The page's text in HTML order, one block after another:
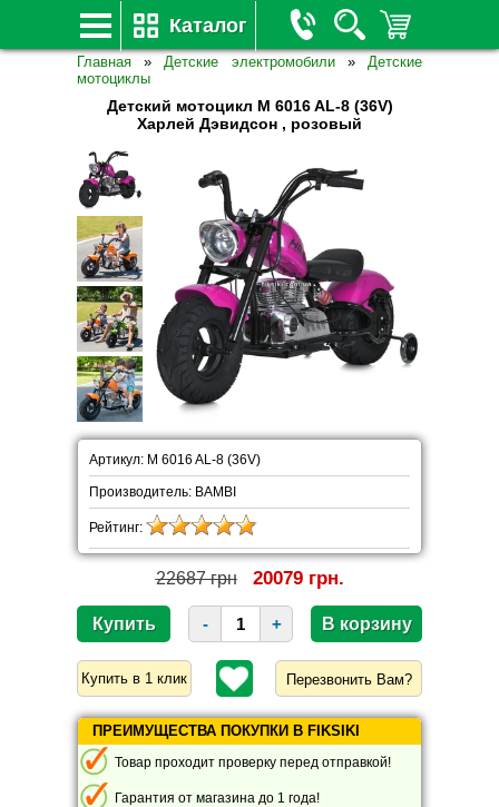
Каталог
Главная »Детские электромобили »Детские
мотоциклы
Детский мотоцикл M 6016 AL-8 (36V)
Харлей Дэвидсон , розовый
Артикул: M 6016 AL-8 (36V)
Производитель: BAMBI
Рейтинг:
22687 грн 20079 грн.
- +
Перезвонить Вам?
ПРЕИМУЩЕСТВА ПОКУПКИ В FIKSIKI
Товар проходит проверку перед отправкой!
Гарантия от магазина до 1 года!